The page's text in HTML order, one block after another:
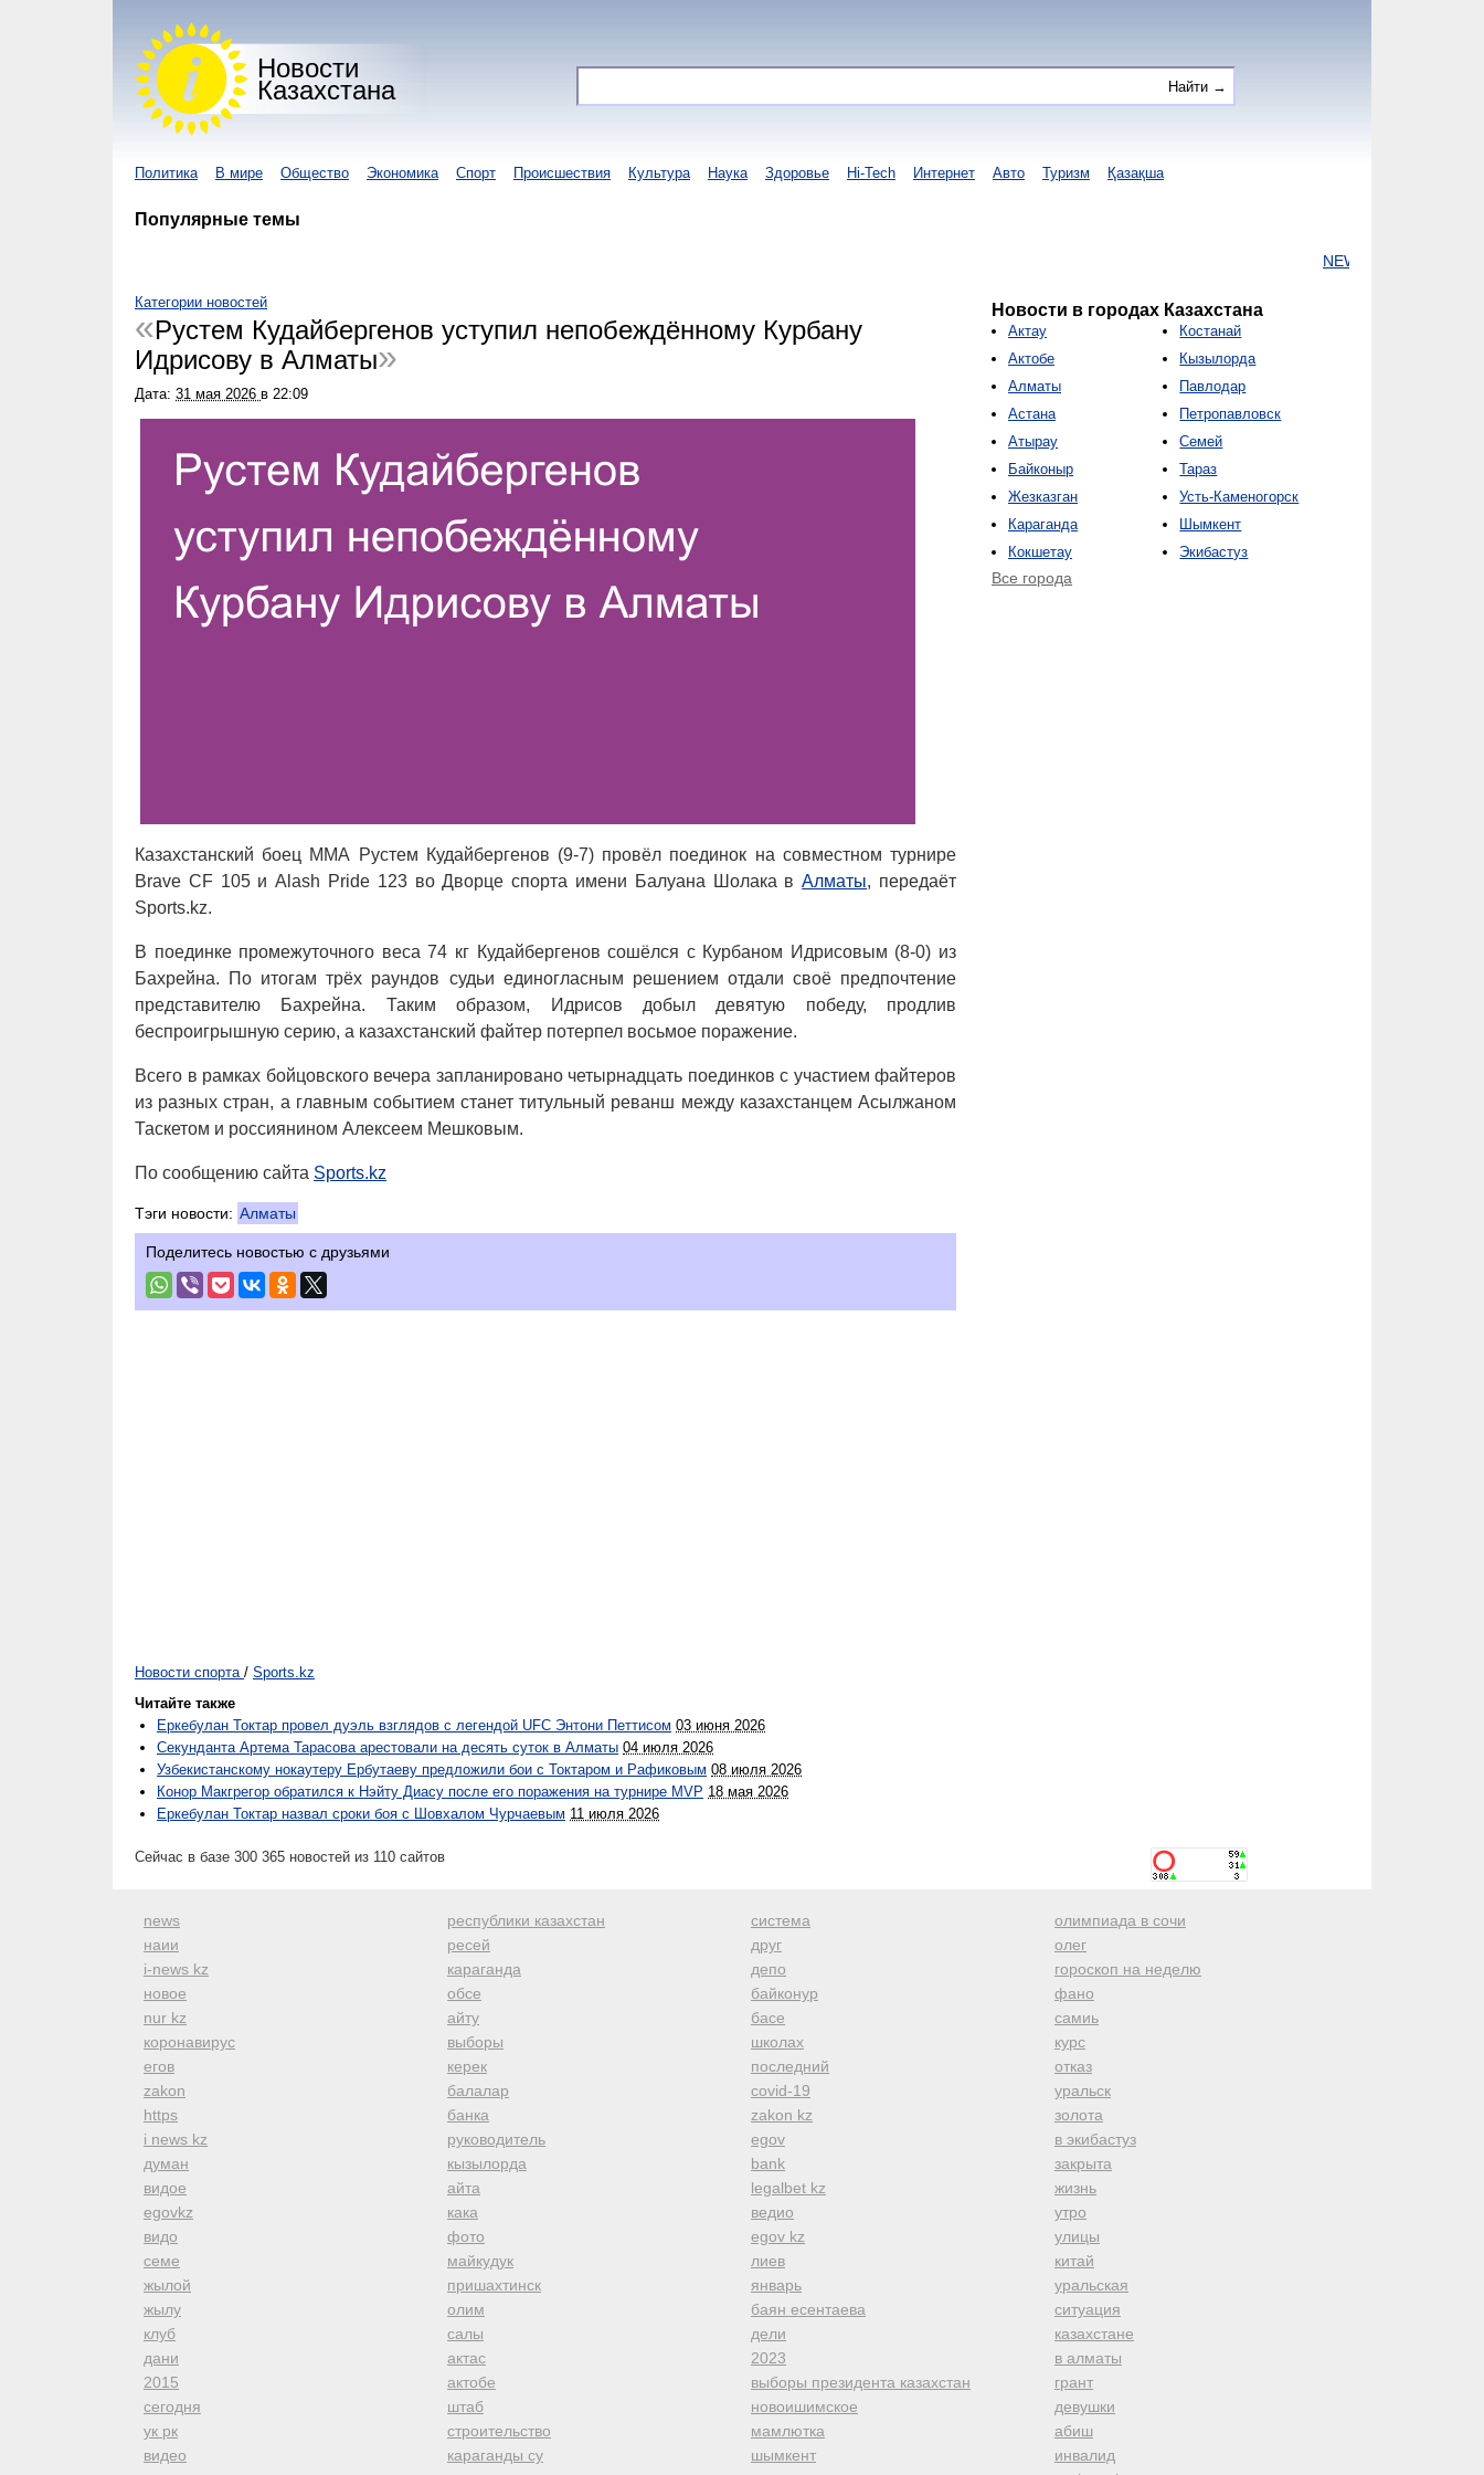
Новости
Казахстана
Политика В мире Общество Экономика Спорт Происшествия Культура Наука Здоровье Hi-Tech Интернет Авто Туризм Қазақша
Популярные темы
NEWS
Категории новостей
Рустем Кудайбергенов уступил непобеждённому Курбану
Идрисову в Алматы
Дата: 31 мая 2026 в 22:09
Казахстанский боец ММА Рустем Кудайбергенов (9-7) провёл поединок на совместном турнире
Brave CF 105 и Alash Pride 123 во Дворце спорта имени Балуана Шолака вАлматы, передаёт
Sports.kz.
В поединке промежуточного веса 74 кг Кудайбергенов сошёлся с Курбаном Идрисовым (8-0) из
Бахрейна. По итогам трёх раундов судьи единогласным решением отдали своё предпочтение
представителю Бахрейна. Таким образом, Идрисов добыл девятую победу, продлив
беспроигрышную серию, а казахстанский файтер потерпел восьмое поражение.
Всего в рамках бойцовского вечера запланировано четырнадцать поединков с участием файтеров
из разных стран, а главным событием станет титульный реванш между казахстанцем Асылжаном
Таскетом и россиянином Алексеем Мешковым.
По сообщению сайта Sports.kz
Тэги новости: Алматы
Поделитесь новостью с друзьями
Новости спорта / Sports.kz
Читайте также
Еркебулан Токтар провел дуэль взглядов с легендой UFC Энтони Петтисом 03 июня 2026
Секунданта Артема Тарасова арестовали на десять суток в Алматы 04 июля 2026
Узбекистанскому нокаутеру Ербутаеву предложили бои с Токтаром и Рафиковым 08 июля 2026
Конор Макгрегор обратился к Нэйту Диасу после его поражения на турнире MVP 18 мая 2026
Еркебулан Токтар назвал сроки боя с Шовхалом Чурчаевым 11 июля 2026
Новости в городах Казахстана
Актау
Актобе
Алматы
Астана
Атырау
Байконыр
Жезказган
Караганда
Кокшетау
Костанай
Кызылорда
Павлодар
Петропавловск
Семей
Тараз
Усть-Каменогорск
Шымкент
Экибастуз
Все города
Сейчас в базе 300 365 новостей из 110 сайтов
news
наии
i-news kz
новое
nur kz
коронавирус
егов
zakon
https
i news kz
думан
видое
egovkz
видо
семе
жылой
жылу
клуб
дани
2015
сегодня
ук рк
видео
республики казахстан
ресей
караганда
обсе
айту
выборы
керек
балалар
банка
руководитель
кызылорда
айта
кака
фото
майкудук
пришахтинск
олим
салы
актас
актобе
штаб
строительство
караганды су
система
друг
депо
байконур
басе
школах
последний
covid-19
zakon kz
egov
bank
legalbet kz
ведио
egov kz
лиев
январь
баян есентаева
дели
2023
выборы президента казахстан
новоишимское
мамлютка
шымкент
олимпиада в сочи
олег
гороскоп на неделю
фано
самиь
курс
отказ
уральск
золота
в экибастуз
закрыта
жизнь
утро
улицы
китай
уральская
ситуация
казахстане
в алматы
грант
девушки
абиш
инвалид